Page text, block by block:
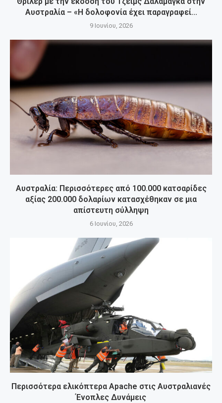
Αυστραλία – «Η δολοφονία έχει παραγραφεί...
9 Ιουνίου, 2026
Αυστραλία: Περισσότερες από 100.000 κατσαρίδες
αξίας 200.000 δολαρίων κατασχέθηκαν σε μια
απίστευτη σύλληψη
6 Ιουνίου, 2026
Περισσότερα ελικόπτερα Apache στις Αυστραλιανές
Ένοπλες Δυνάμεις